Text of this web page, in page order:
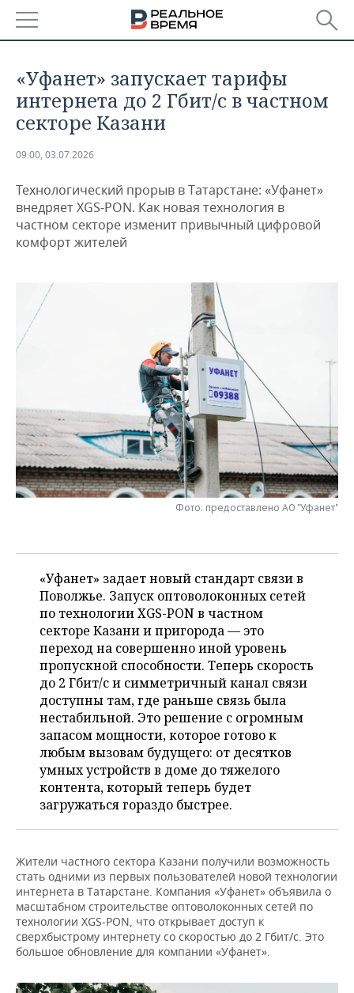
БАШКОРТОСТАН
ТАТАРСТАН
НОВОСТИ
АНАЛИТИКА
ДЕКЛАРАЦИИ О ДОХОДАХ
КОРОЛИ ГОСЗАКАЗА ПФО
КОМУ ПРИНАДЛЕЖАТ
ТОРГОВЫЕ ЦЕНТРЫ
ТАТАРСТАНА
НОВОСТИ ЭКОНОМИКИ
ФИНАНСЫ
БЮДЖЕТ
ИНВЕСТИЦИИ
ПРОМЫШЛЕННОСТЬ
НОВОСТИ
ПРОМЫШЛЕННОСТИ
АГРОПРОМ
МАШИНОСТРОЕНИЕ
ОПК
ЭНЕРГЕТИКА
НЕДВИЖИМОСТЬ
НОВОСТИ АВТО
БИЗНЕС
НОВОСТИ БИЗНЕСА
РОЗНИЧНАЯ ТОРГОВЛЯ
ТРАНСПОРТ
УСЛУГИ
ТЕХНОЛОГИИ
НОВОСТИ ТЕХНОЛОГИЙ
IT
МЕДИА
ТЕЛЕКОММУНИКАЦИИ
НОВОСТИ МЕРОПРИЯТИЙ
ВЫЕЗДНАЯ РЕДАКЦИЯ
БИЗНЕС-БРАНЧИ
СПОРТ
НОВОСТИ СПОРТА
ФУТБОЛ
ВОЛЕЙБОЛ
КИБЕРСПОРТ
ФИГУРНОЕ КАТАНИЕ
ВОДНЫЕ ВИДЫ СПОРТА
ХОККЕЙ С МЯЧОМ
ОБЩЕСТВО
НОВОСТИ ОБЩЕСТВА
ИСТОРИЯ
КУЛЬТУРА
МЕДИЦИНА
ОБРАЗОВАНИЕ
ПРОИСШЕСТВИЯ
ФОТОГАЛЕРЕЯ
СПИСОК ПЕРСОН
СПИСОК КОМПАНИЙ
ПОЛНАЯ ВЕРСИЯ
«Уфанет» запускает тарифы
интернета до 2 Гбит/с в частном
секторе Казани
09:00, 03.07.2026
Технологический прорыв в Татарстане: «Уфанет»
внедряет XGS-PON. Как новая технология в
частном секторе изменит привычный цифровой
комфорт жителей
Фото: предоставлено АО "Уфанет"
«Уфанет» задает новый стандарт связи в
Поволжье. Запуск оптоволоконных сетей
по технологии XGS-PON в частном
секторе Казани и пригорода — это
переход на совершенно иной уровень
пропускной способности. Теперь скорость
до 2 Гбит/с и симметричный канал связи
доступны там, где раньше связь была
нестабильной. Это решение с огромным
запасом мощности, которое готово к
любым вызовам будущего: от десятков
умных устройств в доме до тяжелого
контента, который теперь будет
загружаться гораздо быстрее.
Жители частного сектора Казани получили возможность
стать одними из первых пользователей новой технологии
интернета в Татарстане. Компания «Уфанет» объявила о
масштабном строительстве оптоволоконных сетей по
технологии XGS-PON, что открывает доступ к
сверхбыстрому интернету со скоростью до 2 Гбит/с. Это
большое обновление для компании «Уфанет».